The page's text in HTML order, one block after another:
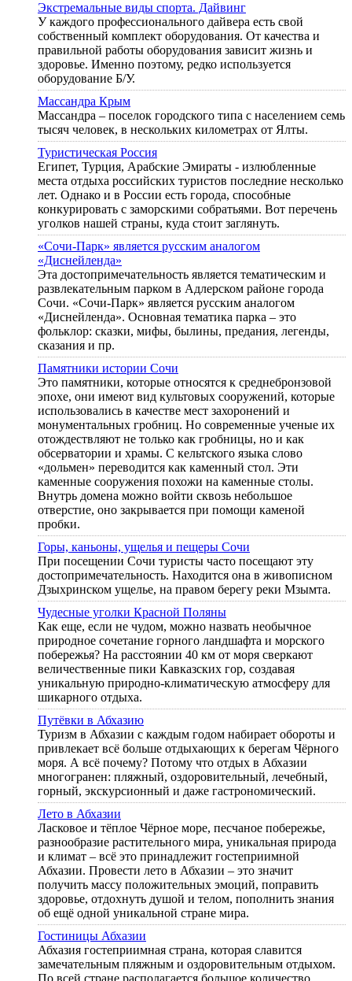
Экстремальные виды спорта. Дайвинг
У каждого профессионального дайвера есть свой
собственный комплект оборудования. От качества и
правильной работы оборудования зависит жизнь и
здоровье. Именно поэтому, редко используется
оборудование Б/У.
Массандра Крым
Массандра – поселок городского типа с населением семь
тысяч человек, в нескольких километрах от Ялты.
Туристическая Россия
Египет, Турция, Арабские Эмираты - излюбленные
места отдыха российских туристов последние несколько
лет. Однако и в России есть города, способные
конкурировать с заморскими собратьями. Вот перечень
уголков нашей страны, куда стоит заглянуть.
«Сочи-Парк» является русским аналогом
«Диснейленда»
Эта достопримечательность является тематическим и
развлекательным парком в Адлерском районе города
Сочи. «Сочи-Парк» является русским аналогом
«Диснейленда». Основная тематика парка – это
фольклор: сказки, мифы, былины, предания, легенды,
сказания и пр.
Памятники истории Сочи
Это памятники, которые относятся к среднебронзовой
эпохе, они имеют вид культовых сооружений, которые
использовались в качестве мест захоронений и
монументальных гробниц. Но современные ученые их
отождествляют не только как гробницы, но и как
обсерватории и храмы. С кельтского языка слово
«дольмен» переводится как каменный стол. Эти
каменные сооружения похожи на каменные столы.
Внутрь домена можно войти сквозь небольшое
отверстие, оно закрывается при помощи каменой
пробки.
Горы, каньоны, ущелья и пещеры Сочи
При посещении Сочи туристы часто посещают эту
достопримечательность. Находится она в живописном
Дзыхринском ущелье, на правом берегу реки Мзымта.
Чудесные уголки Красной Поляны
Как еще, если не чудом, можно назвать необычное
природное сочетание горного ландшафта и морского
побережья? На расстоянии 40 км от моря сверкают
величественные пики Кавказских гор, создавая
уникальную природно-климатическую атмосферу для
шикарного отдыха.
Путёвки в Абхазию
Туризм в Абхазии с каждым годом набирает обороты и
привлекает всё больше отдыхающих к берегам Чёрного
моря. А всё почему? Потому что отдых в Абхазии
многогранен: пляжный, оздоровительный, лечебный,
горный, экскурсионный и даже гастрономический.
Лето в Абхазии
Ласковое и тёплое Чёрное море, песчаное побережье,
разнообразие растительного мира, уникальная природа
и климат – всё это принадлежит гостеприимной
Абхазии. Провести лето в Абхазии – это значит
получить массу положительных эмоций, поправить
здоровье, отдохнуть душой и телом, пополнить знания
об ещё одной уникальной стране мира.
Гостиницы Абхазии
Абхазия гостеприимная страна, которая славится
замечательным пляжным и оздоровительным отдыхом.